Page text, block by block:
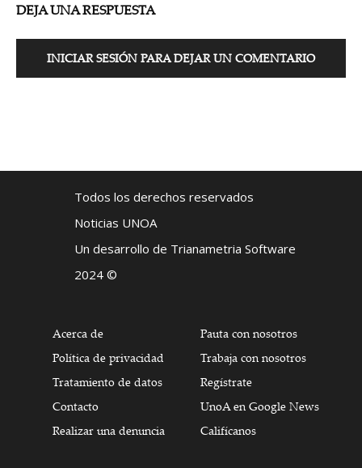
DEJA UNA RESPUESTA
INICIAR SESIÓN PARA DEJAR UN COMENTARIO
Todos los derechos reservados
Noticias UNOA
Un desarrollo de Trianametria Software
2024 ©
Acerca de
Política de privacidad
Tratamiento de datos
Contacto
Realizar una denuncia
Pauta con nosotros
Trabaja con nosotros
Regístrate
UnoA en Google News
Califícanos